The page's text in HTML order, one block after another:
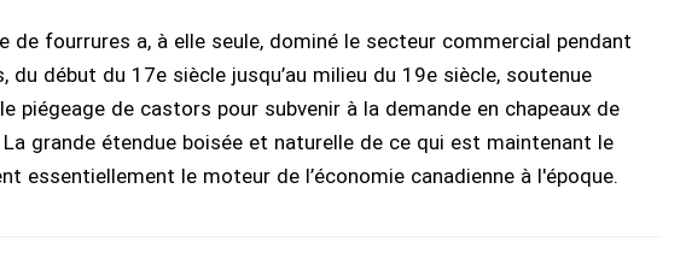
de fourrures a, à elle seule, dominé le secteur commercial pendant
du début du 17e siècle jusqu’au milieu du 19e siècle, soutenue
piégeage de castors pour subvenir à la demande en chapeaux de
La grande étendue boisée et naturelle de ce qui est maintenant le
essentiellement le moteur de l’économie canadienne à l'époque.